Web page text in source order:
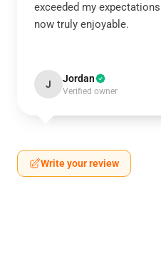
exceeded my
now truly enjoyable.
J Jordan
Verified owner
Write your review